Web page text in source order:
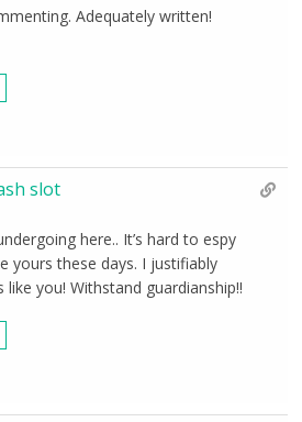
Adequately written!
slot
here.. It’s hard to espy
yours these days. I justifiably
you! Withstand guardianship!!